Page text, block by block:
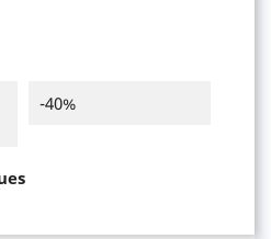
-40%